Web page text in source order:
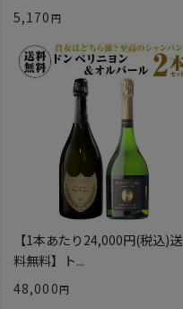
5,170
【1本あたり24,000円(税込)送
料無料】ト...
48,000